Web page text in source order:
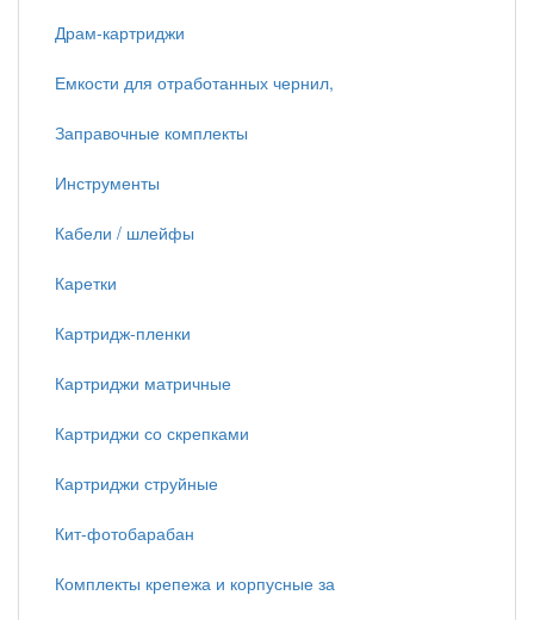
Драм-картриджи
Емкости для отработанных чернил,
Заправочные комплекты
Инструменты
Кабели / шлейфы
Каретки
Картридж-пленки
Картриджи матричные
Картриджи со скрепками
Картриджи струйные
Кит-фотобарабан
Комплекты крепежа и корпусные за